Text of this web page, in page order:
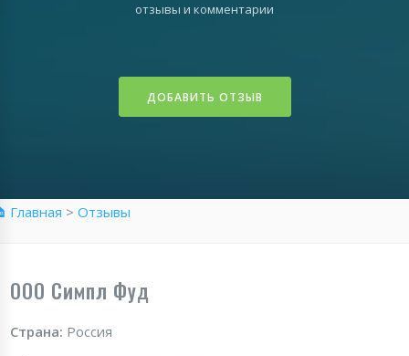
отзывы и комментарии
ДОБАВИТЬ ОТЗЫВ
Главная > Отзывы
ООО Симпл Фуд
Страна: Россия